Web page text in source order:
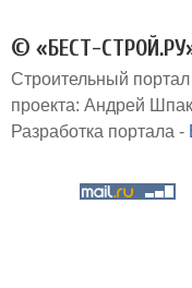
© «БЕСТ-
Строительный портал
проекта: Андрей Шпак
Разработка портала -